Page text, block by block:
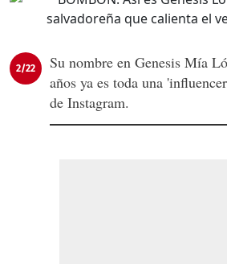
2/22
Su nombre en Genesis Mía
años ya es toda una
de Instagram.